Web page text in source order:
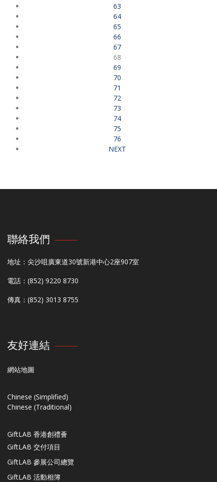
63
64
65
66
67
68
69
70
71
72
73
74
75
76
NEXT
聯絡我們
地址：尖沙咀廣東道30號新港中心2座907室
電話：(852) 9220 8730
傳真：(852) 3013 8755
友好連結
網站地圖
Chinese (Simplified)
Chinese (Traditional)
GiftLAB 香港創禮薈
GiftLAB 交付項目
GiftLAB 參展公司總覽
GiftLAB 活動相簿